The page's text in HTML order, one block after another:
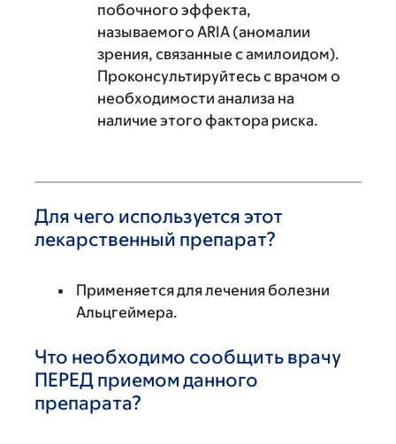
побочного эффекта,
называемого ARIA (аномалии
зрения, связанные с амилоидом).
Проконсультируйтесь с врачом о
необходимости анализа на
наличие этого фактора риска.
Для чего используется этот
лекарственный препарат?
Применяется для лечения болезни
Альцгеймера.
Что необходимо сообщить врачу
ПЕРЕД приемом данного
препарата?